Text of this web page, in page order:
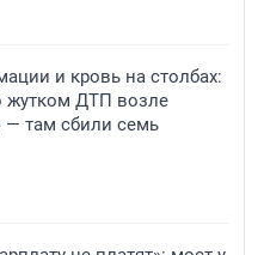
и кровь на столбах:
жутком ДТП возле
— там сбили семь